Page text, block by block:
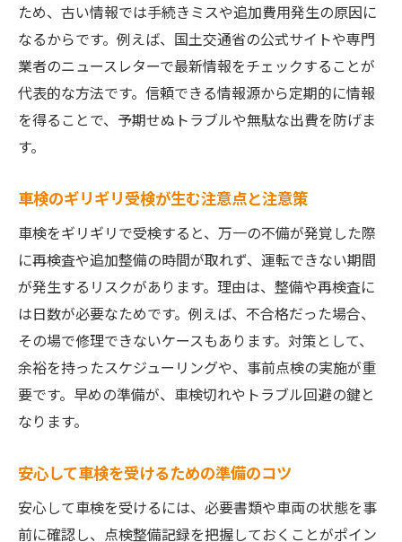
車検切れ時のNシステム検知事例と注意点
Nシステムの最新動向と車検リスクへの影響
車内やトランクの状態が車検に及ぼす影響
車検時に車内やトランクが与える影響とは
る影響
車検でチェックされるポイントと事前準備
の重要性
車検時に車内やトランクを整理するメリッ
ト
車検時の車内・トランク管理でリスクを回
避
車検の猶予期間を活用した安全対策ガイド
猶予期間内に済ませるべき車検準備の流れ
車検猶予を上手く使うためのスケジュール
ため、古い情報では手続きミスや追加費用発生の原因に
なるからです。例えば、国土交通省の公式サイトや専門
業者のニュースレターで最新情報をチェックすることが
代表的な方法です。信頼できる情報源から定期的に情報
を得ることで、予期せぬトラブルや無駄な出費を防げま
す。
車検のギリギリ受検が生む注意点と注意策
車検をギリギリで受検すると、万一の不備が発覚した際
に再検査や追加整備の時間が取れず、運転できない期間
が発生するリスクがあります。理由は、整備や再検査に
は日数が必要なためです。例えば、不合格だった場合、
その場で修理できないケースもあります。対策として、
余裕を持ったスケジューリングや、事前点検の実施が重
要です。早めの準備が、車検切れやトラブル回避の鍵と
なります。
安心して車検を受けるための準備のコツ
安心して車検を受けるには、必要書類や車両の状態を事
前に確認し、点検整備記録を把握しておくことがポイン